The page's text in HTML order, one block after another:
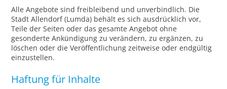
Alle Angebote sind freibleibend und unverbindlich. Die
Stadt Allendorf (Lumda) behält es sich ausdrücklich vor,
Teile der Seiten oder das gesamte Angebot ohne
gesonderte Ankündigung zu verändern, zu ergänzen, zu
löschen oder die Veröffentlichung zeitweise oder endgültig
einzustellen.
Haftung für Inhalte